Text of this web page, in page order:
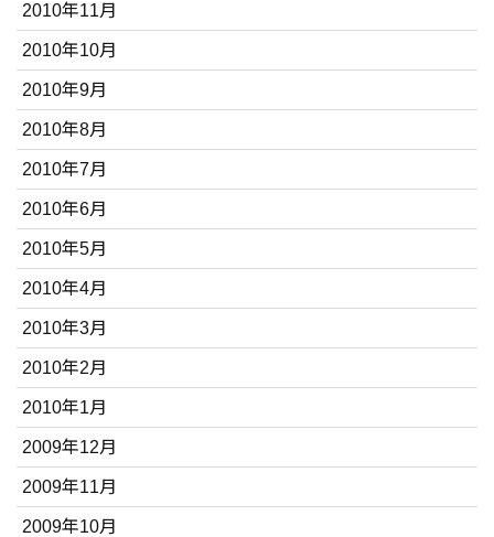
2010年11月
2010年10月
2010年9月
2010年8月
2010年7月
2010年6月
2010年5月
2010年4月
2010年3月
2010年2月
2010年1月
2009年12月
2009年11月
2009年10月